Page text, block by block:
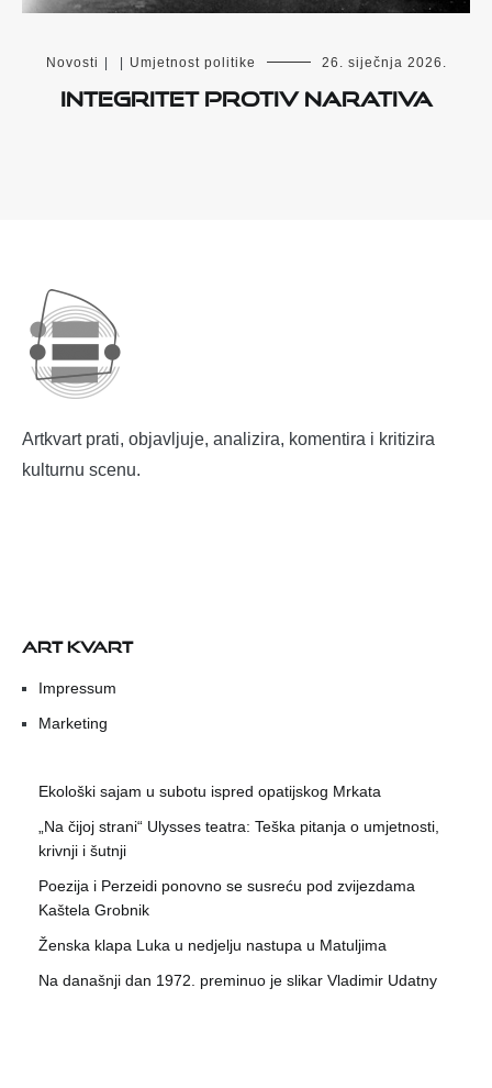
Novosti Umjetnost politike 26. siječnja 2026.
Integritet protiv narativa
Artkvart prati, objavljuje, analizira, komentira i kritizira
kulturnu scenu.
ART KVART
Impressum
Marketing
Ekološki sajam u subotu ispred opatijskog Mrkata
„Na čijoj strani“ Ulysses teatra: Teška pitanja o umjetnosti,
krivnji i šutnji
Poezija i Perzeidi ponovno se susreću pod zvijezdama
Kaštela Grobnik
Ženska klapa Luka u nedjelju nastupa u Matuljima
Na današnji dan 1972. preminuo je slikar Vladimir Udatny